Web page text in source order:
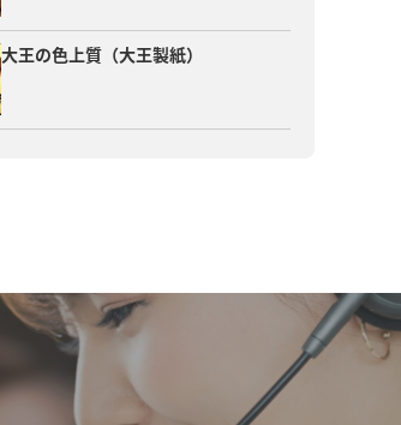
大王の色上質（大王製紙）